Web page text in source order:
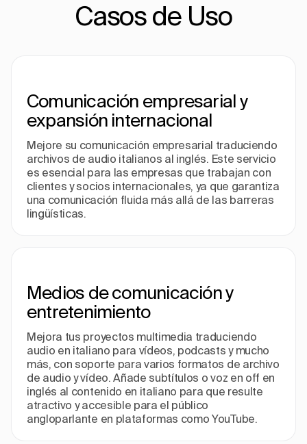
Casos de Uso
Comunicación empresarial y
expansión internacional
Mejore su comunicación empresarial traduciendo
archivos de audio italianos al inglés. Este servicio
es esencial para las empresas que trabajan con
clientes y socios internacionales, ya que garantiza
una comunicación fluida más allá de las barreras
lingüísticas.
Medios de comunicación y
entretenimiento
Mejora tus proyectos multimedia traduciendo
audio en italiano para vídeos, podcasts y mucho
más, con soporte para varios formatos de archivo
de audio y vídeo. Añade subtítulos o voz en off en
inglés al contenido en italiano para que resulte
atractivo y accesible para el público
angloparlante en plataformas como YouTube.